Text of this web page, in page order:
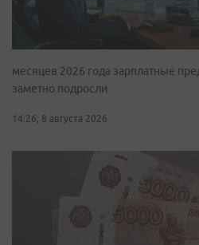
месяцев 2026 года зарплатные
заметно подросли
14:26, 8 августа 2026